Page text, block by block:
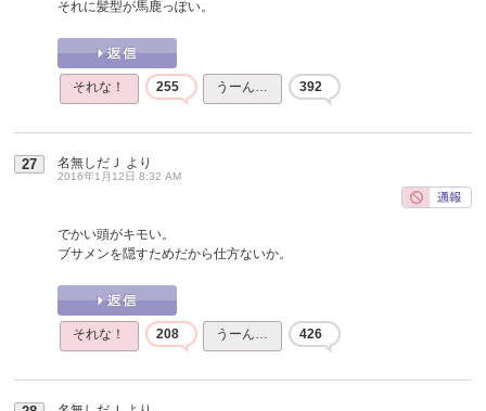
それに髪型が馬鹿っぽい。
それな！ 255 うーん… 392
27 名無しだＪ より
2016年1月12日 8:32 AM
でかい頭がキモい。
ブサメンを隠すためだから仕方ないか。
それな！ 208 うーん… 426